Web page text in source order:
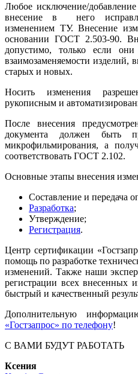
Любое исключение/
внесение в него
изменением ТУ. Внесение
основании ГОСТ 2.503-90.
допустимо, только если
взаимозаменяемости
старых и новых.
Носить изменения
рукописным и
После внесения
документа должен быть
микрофильмирования, а
соответствовать ГОСТ 2.102.
Основные этапы внесения
Составление и передача
Разработка;
Утверждение;
Регистрация.
Центр сертификации
помощь по разработке
изменений. Также наши
регистрации всех внесенных
быстрый и качественный
Дополнительную
«Гостзапрос» по телефону!
С ВАМИ БУДУТ РАБОТАТЬ
Ксения